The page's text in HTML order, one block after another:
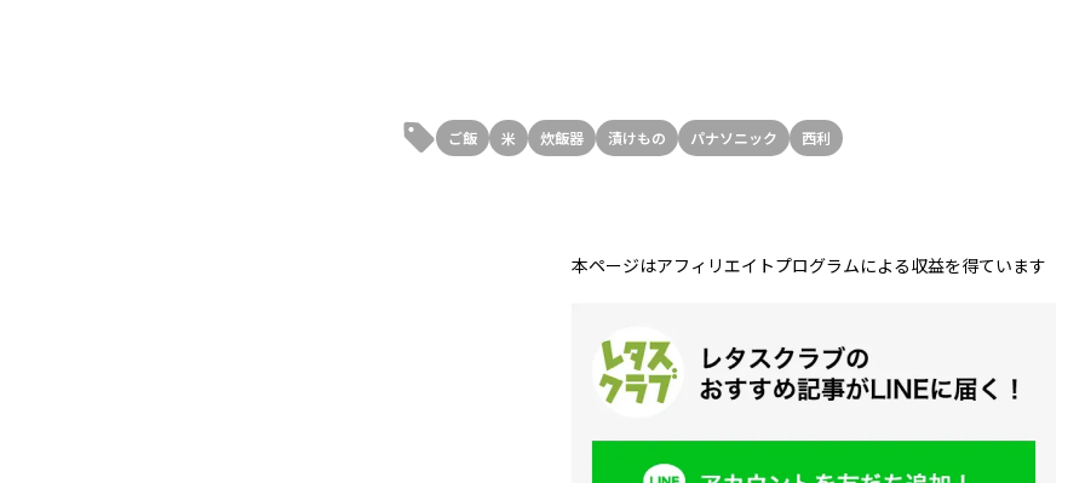
ご飯 米 炊飯器 漬けもの パナソニック 西利
本ページはアフィリエイトプログラムによる収益を得ています